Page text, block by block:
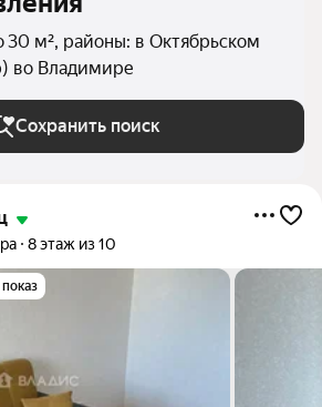
30 м², районы: в Октябрьском
во Владимире
Сохранить поиск
8 этаж из 10